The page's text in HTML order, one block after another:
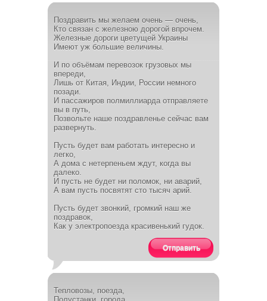
Поздравить мы желаем очень — очень,
Кто связан с железною дорогой впрочем.
Железные дороги цветущей Украины
Имеют уж большие величины.
И по объёмам перевозок грузовых мы
впереди,
Лишь от Китая, Индии, России немного
позади.
И пассажиров полмиллиарда отправляете
вы в путь,
Позвольте наше поздравленье сейчас вам
развернуть.
Пусть будет вам работать интересно и
легко,
А дома с нетерпеньем ждут, когда вы
далеко.
И пусть не будет ни поломок, ни аварий,
А вам пусть посвятят сто тысяч арий.
Пусть будет звонкий, громкий наш же
поздравок,
Как у электропоезда красивенький гудок.
Отправить
Тепловозы, поезда,